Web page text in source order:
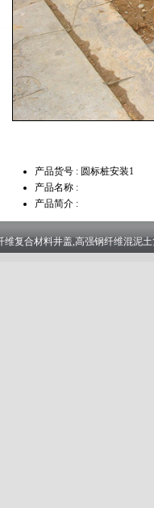
产品货号 : 圆标桩安装1
产品名称 :
产品简介 :
维复合材料井盖,高强钢纤维混泥